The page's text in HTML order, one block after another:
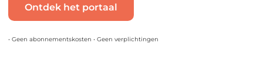
Ontdek het portaal
• Geen abonnementskosten • Geen verplichtingen